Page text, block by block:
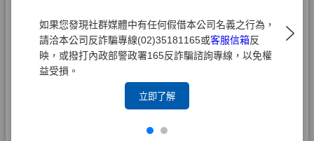
如果您發現社群媒體中有任何假借本公司名義之行為，
請洽本公司反詐騙專線(02)35181165或客服信箱反
映，或撥打內政部警政署165反詐騙諮詢專線，以免權
益受損。
立即了解